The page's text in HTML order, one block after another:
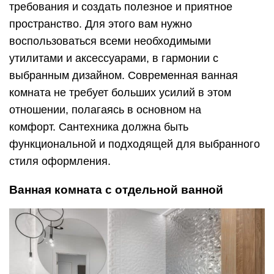
требования и создать полезное и приятное
пространство. Для этого вам нужно
воспользоваться всеми необходимыми
утилитами и аксессуарами, в гармонии с
выбранным дизайном. Современная ванная
комната не требует больших усилий в этом
отношении, полагаясь в основном на
комфорт. Сантехника должна быть
функциональной и подходящей для выбранного
стиля оформления.
Ванная комната с отдельной ванной